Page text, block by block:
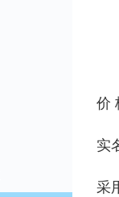
价
实
采